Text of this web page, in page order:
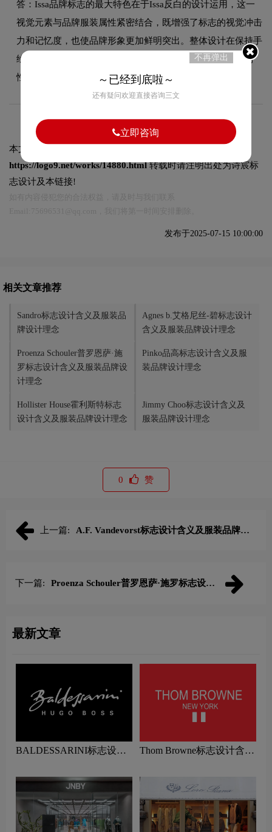
答：Issa品牌标志的最大特色在于Issa反白的设计运用，这一
视觉元素与品牌服装属性紧密结合，既增强了标志的视觉冲击
力和记忆度，也使品牌形象更加鲜明突出。整体设计在保持手
绘风格的同时，兼顾了在不同应用场景下的适应性和可识别
性。
本文标题和链接
https://logo9.net/works/14880.html转载时请注明出处为诗宸标
志设计及本链接!
发布于2025-07-15 10:00:00
相关文章推荐
Sandro标志设计含义及服装品
牌设计理念
Agnes b.艾格尼丝-碧标志设计
含义及服装品牌设计理念
Proenza Schouler普罗恩萨·施
罗标志设计含义及服装品牌设
计理念
Pinko品高标志设计含义及服
装品牌设计理念
Hollister House霍利斯特标志
设计含义及服装品牌设计理念
Jimmy Choo标志设计含义及
服装品牌设计理念
0 赞
上一篇:
A.F. Vandevorst标志设计含义及服装品牌设
下一篇:
Proenza Schouler普罗恩萨·施罗标志设计
最新文章
BALDESSARINI标志设计
Thom Browne标志设计含义
不再弹出
～已经到底啦～
还有疑问欢迎直接咨询三文
立即咨询